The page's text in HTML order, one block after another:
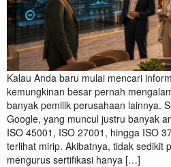
Kalau Anda baru mulai mencari
kemungkinan besar pernah
banyak pemilik perusahaan lainnya.
Google, yang muncul justru banyak
ISO 45001, ISO 27001, hingga ISO
terlihat mirip. Akibatnya, tidak sedikit
mengurus sertifikasi hanya […]